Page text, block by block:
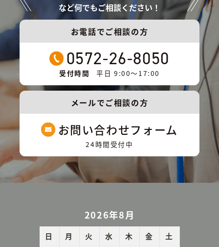
など何でもご相談ください！
お電話でご相談の方
0572-26-8050
受付時間 平日 9:00〜17:00
メールでご相談の方
お問い合わせフォーム
24時間受付中
2026年8月
日 月 火 水 木 金
土